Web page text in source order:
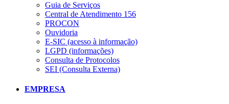
Guia de Serviços
Central de Atendimento 156
PROCON
Ouvidoria
E-SIC (acesso à informação)
LGPD (informações)
Consulta de Protocolos
SEI (Consulta Externa)
EMPRESA